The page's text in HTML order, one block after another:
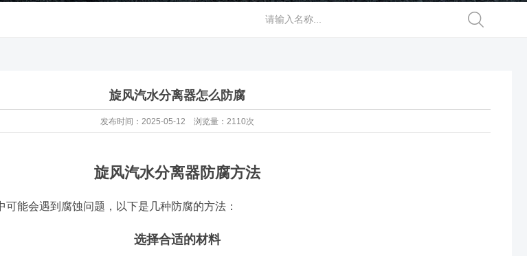
旋风汽水分离器怎么防腐
发布时间：2025-05-12 浏览量：2110次
旋风汽水分离器防腐方法
能会遇到腐蚀问题，以下是几种防腐的方法：
选择合适的材料